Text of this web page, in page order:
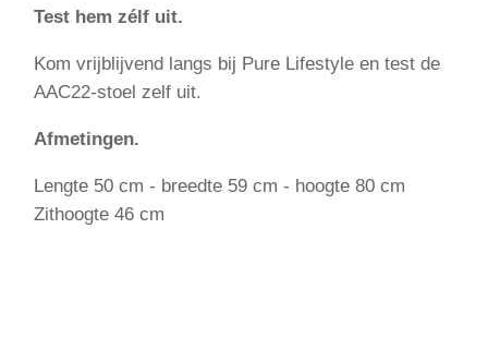
Test hem zélf uit.
Kom vrijblijvend langs bij Pure Lifestyle en test de
AAC22-stoel zelf uit.
Afmetingen.
Lengte 50 cm - breedte 59 cm - hoogte 80 cm
Zithoogte 46 cm